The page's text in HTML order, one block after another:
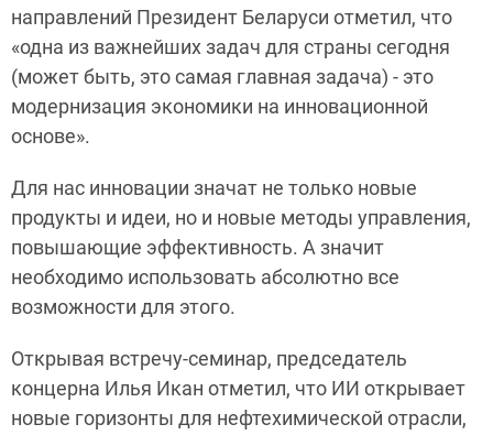
направлений Президент Беларуси отметил, что
«одна из важнейших задач для страны сегодня
(может быть, это самая главная задача) - это
модернизация экономики на инновационной
основе».
Для нас инновации значат не только новые
продукты и идеи, но и новые методы управления,
повышающие эффективность. А значит
необходимо использовать абсолютно все
возможности для этого.
Открывая встречу-семинар, председатель
концерна Илья Икан отметил, что ИИ открывает
новые горизонты для нефтехимической отрасли,